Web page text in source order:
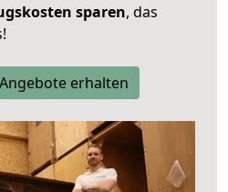
sparen, das
erhalten